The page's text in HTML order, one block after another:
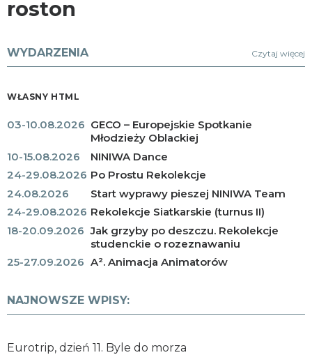
roston
WYDARZENIA Czytaj więcej
WŁASNY HTML
03-10.08.2026 GECO – Europejskie Spotkanie
Młodzieży Oblackiej
10-15.08.2026
NINIWA Dance
24-29.08.2026 Po Prostu Rekolekcje
24.08.2026
Start wyprawy pieszej NINIWA Team
24-29.08.2026 Rekolekcje Siatkarskie (turnus II)
18-20.09.2026 Jak grzyby po deszczu. Rekolekcje
studenckie o rozeznawaniu
25-27.09.2026 A². Animacja Animatorów
NAJNOWSZE WPISY:
Eurotrip, dzień 11. Byle do morza